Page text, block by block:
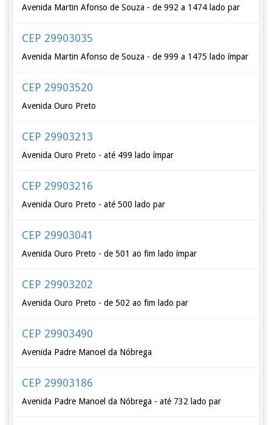
Avenida Martin Afonso de Souza - de 992 a 1474 lado par
CEP 29903035
Avenida Martin Afonso de Souza - de 999 a 1475 lado ímpar
CEP 29903520
Avenida Ouro Preto
CEP 29903213
Avenida Ouro Preto - até 499 lado ímpar
CEP 29903216
Avenida Ouro Preto - até 500 lado par
CEP 29903041
Avenida Ouro Preto - de 501 ao fim lado ímpar
CEP 29903202
Avenida Ouro Preto - de 502 ao fim lado par
CEP 29903490
Avenida Padre Manoel da Nóbrega
CEP 29903186
Avenida Padre Manoel da Nóbrega - até 732 lado par